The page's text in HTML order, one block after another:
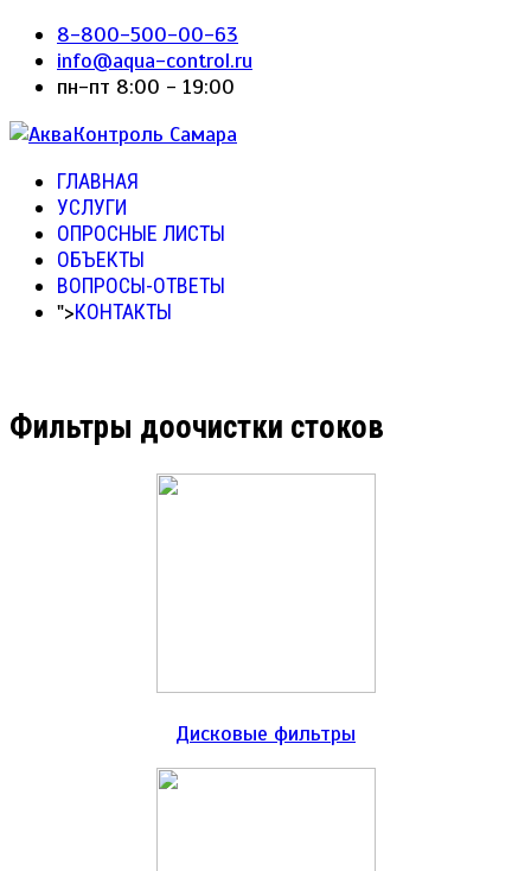
8-800-500-00-63
info@aqua-control.ru
пн-пт 8:00 - 19:00
ГЛАВНАЯ
УСЛУГИ
ОПРОСНЫЕ ЛИСТЫ
ОБЪЕКТЫ
ВОПРОСЫ-ОТВЕТЫ
">КОНТАКТЫ
Фильтры доочистки стоков
Дисковые фильтры